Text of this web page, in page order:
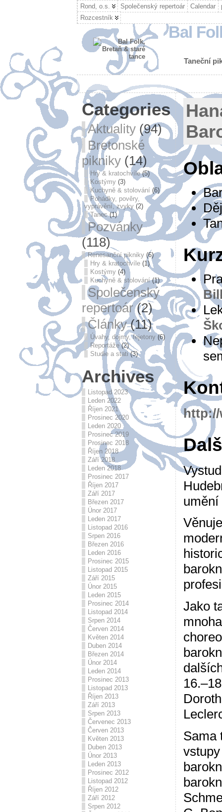
Rond, o.s. Společenský repertoár Calendar
Rozcestník
Bal
Taneční
Categories
Aktuality(94)
Bretonské
pikniky(14)
Hry & kratochvíle(5)
Kostýmy(3)
Kuchyně & stolování(6)
Pohádky, pověry,
vyprávění, zvyky(2)
Tanec(1)
Pozvánky
(118)
Renesanční pikniky(6)
Hry & kratochvíle(1)
Kostýmy(4)
Kuchyně & stolování(1)
Společenský
repertoár(2)
Články(11)
Úvahy, dojmy, fejetony (6)
Reportáže(2)
Studie a stati(3)
Archives
Listopad 2023
Leden 2022
Říjen 2021
Prosinec 2020
Leden 2020
Prosinec 2019
Prosinec 2018
Říjen 2018
Září 2018
Leden 2018
Prosinec 2017
Říjen 2017
Září 2017
Březen 2017
Únor 2017
Leden 2017
Listopad 2016
Srpen 2016
Březen 2016
Leden 2016
Prosinec 2015
Listopad 2015
Září 2015
Únor 2015
Leden 2015
Prosinec 2014
Listopad 2014
Srpen 2014
Červen 2014
Květen 2014
Duben 2014
Březen 2014
Únor 2014
Leden 2014
Prosinec 2013
Listopad 2013
Říjen 2013
Září 2013
Srpen 2013
Červenec 2013
Červen 2013
Květen 2013
Duben 2013
Únor 2013
Leden 2013
Prosinec 2012
Listopad 2012
Říjen 2012
Září 2012
Srpen 2012
http://
umění
Jako
Sama